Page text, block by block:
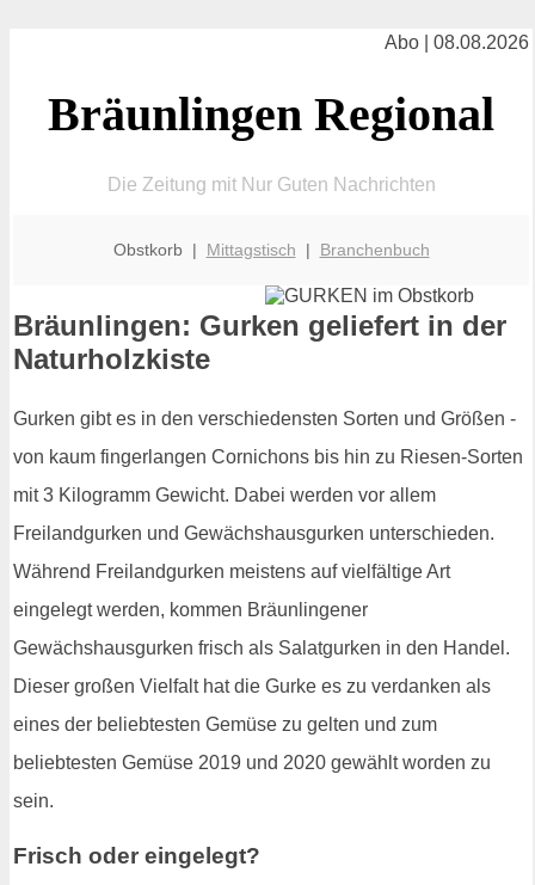
Abo | 08.08.2026
Bräunlingen Regional
Die Zeitung mit Nur Guten Nachrichten
Obstkorb | Mittagstisch | Branchenbuch
Bräunlingen: Gurken geliefert in der
Naturholzkiste
Gurken gibt es in den verschiedensten Sorten und Größen -
von kaum fingerlangen Cornichons bis hin zu Riesen-Sorten
mit 3 Kilogramm Gewicht. Dabei werden vor allem
Freilandgurken und Gewächshausgurken unterschieden.
Während Freilandgurken meistens auf vielfältige Art
eingelegt werden, kommen Bräunlingener
Gewächshausgurken frisch als Salatgurken in den Handel.
Dieser großen Vielfalt hat die Gurke es zu verdanken als
eines der beliebtesten Gemüse zu gelten und zum
beliebtesten Gemüse 2019 und 2020 gewählt worden zu
sein.
Frisch oder eingelegt?